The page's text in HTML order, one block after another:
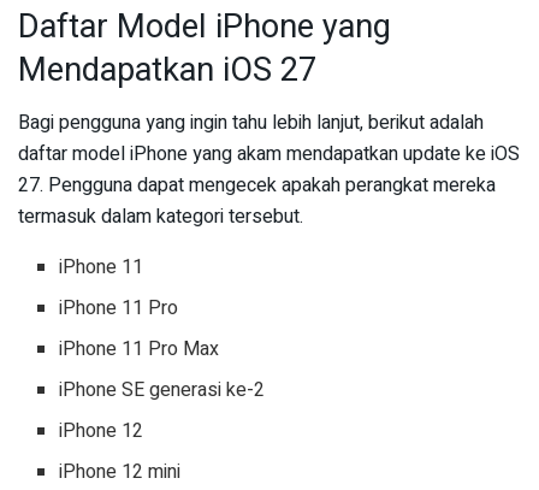
Daftar Model iPhone yang
Mendapatkan iOS 27
Bagi pengguna yang ingin tahu lebih lanjut, berikut adalah
daftar model iPhone yang akam mendapatkan update ke iOS
27. Pengguna dapat mengecek apakah perangkat mereka
termasuk dalam kategori tersebut.
iPhone 11
iPhone 11 Pro
iPhone 11 Pro Max
iPhone SE generasi ke-2
iPhone 12
iPhone 12 mini